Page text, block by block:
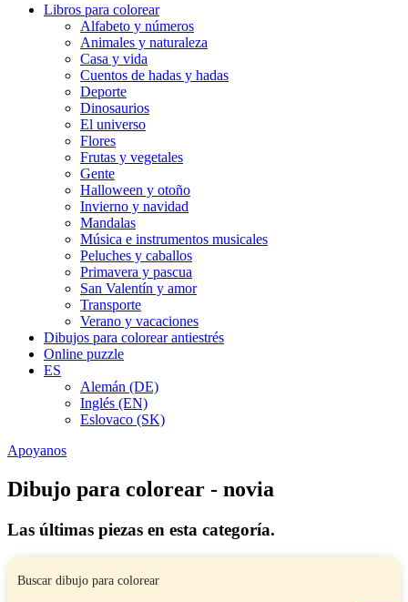
Libros para colorear
Alfabeto y números
Animales y naturaleza
Casa y vida
Cuentos de hadas y hadas
Deporte
Dinosaurios
El universo
Flores
Frutas y vegetales
Gente
Halloween y otoño
Invierno y navidad
Mandalas
Música e instrumentos musicales
Peluches y caballos
Primavera y pascua
San Valentín y amor
Transporte
Verano y vacaciones
Dibujos para colorear antiestrés
Online puzzle
ES
Alemán (DE)
Inglés (EN)
Eslovaco (SK)
Apoyanos
Dibujo para colorear - novia
Las últimas piezas en esta categoría.